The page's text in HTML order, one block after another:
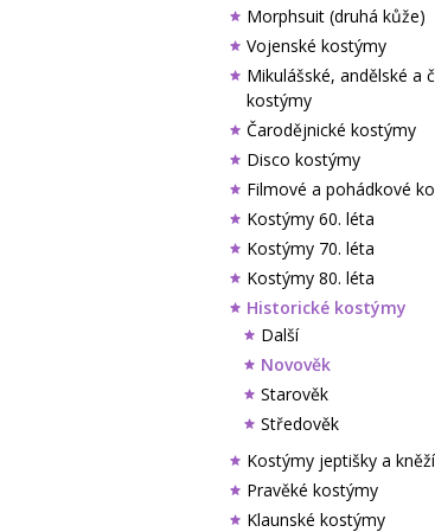
Morphsuit (druhá kůže)
Vojenské kostýmy
Mikulášské, andělské a
kostýmy
Čarodějnické kostýmy
Disco kostýmy
Filmové a pohádkové
Kostýmy 60. léta
Kostýmy 70. léta
Kostýmy 80. léta
Historické kostýmy
Další
Novověk
Starověk
Středověk
Kostýmy jeptišky a kněží
Pravěké kostýmy
Klaunské kostýmy